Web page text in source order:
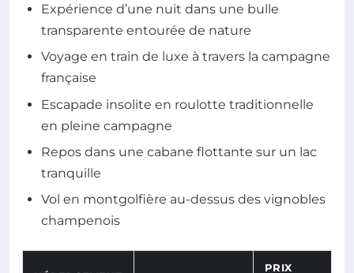
Expérience d’une nuit dans une bulle
transparente entourée de nature
Voyage en train de luxe à travers la campagne
française
Escapade insolite en roulotte traditionnelle
en pleine campagne
Repos dans une cabane flottante sur un lac
tranquille
Vol en montgolfière au-dessus des vignobles
champenois
PRIX